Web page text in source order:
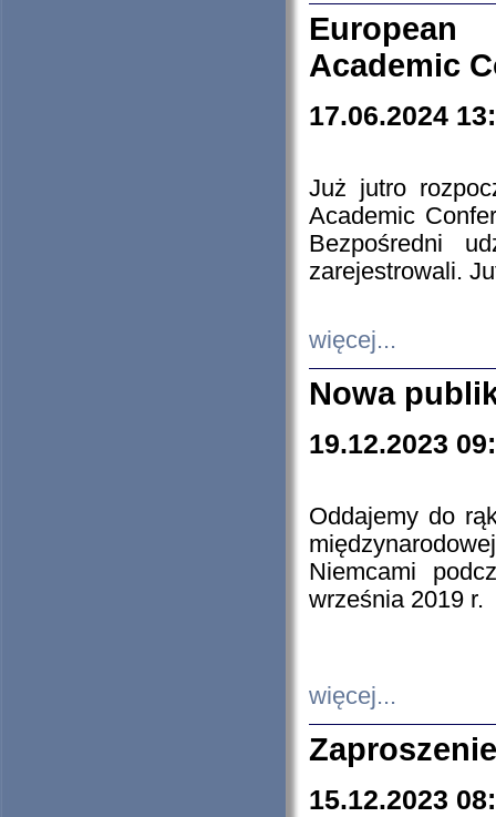
European
Academic
17.06.2024
Już jutro
Academic
Bezpośredni
zarejestrowali.
więcej...
Nowa
19.12.2023
Oddajemy do
Niemcami
września 2019 r.
więcej...
15.12.2023